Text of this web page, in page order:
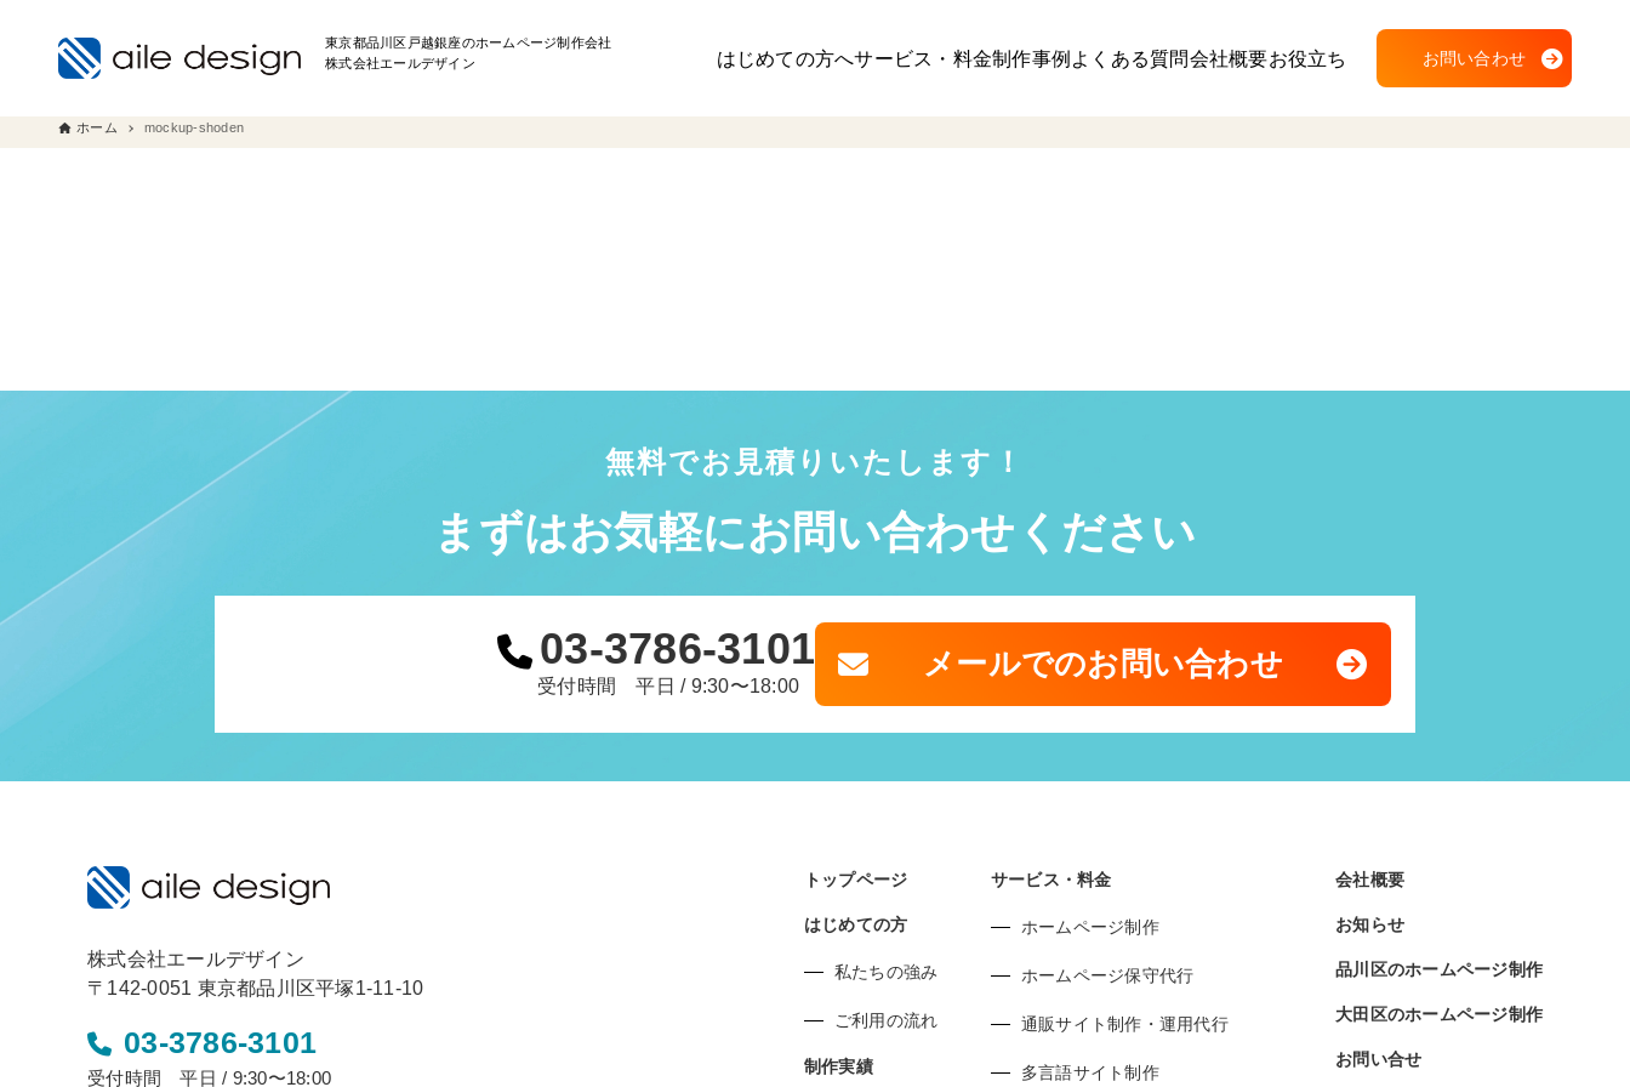
東京都品川区戸越銀座のホームページ制作会社
株式会社エールデザイン
はじめての方へサービス・料金制作事例よくある質問会社概要お役立ち お問い合わせ
ホーム mockup-shoden
無料でお見積りいたします！
まずはお気軽にお問い合わせください
03-3786-3101
受付時間 平日 / 9:30〜18:00
メールでのお問い合わせ
株式会社エールデザイン
〒142-0051 東京都品川区平塚1-11-10
03-3786-3101
受付時間 平日 / 9:30〜18:00
トップページ
はじめての方
私たちの強み
ご利用の流れ
制作実績
サービス・料金
ホームページ制作
ホームページ保守代行
通販サイト制作・運用代行
多言語サイト制作
会社概要
お知らせ
品川区のホームページ制作
大田区のホームページ制作
お問い合せ